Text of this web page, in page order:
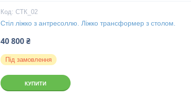
СТК_02
Стіл ліжко з антресоллю. Ліжко трансформер з столом.
40 800 ₴
Під замовлення
КУПИТИ